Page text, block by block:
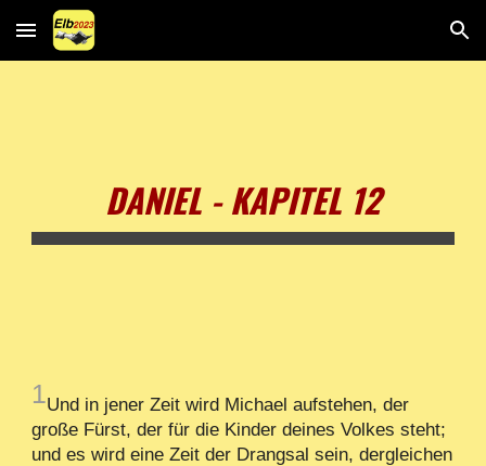
Skip to main content Skip to navigation
DANIEL - KAPITEL 12
1Und in jener Zeit wird Michael aufstehen, der
große Fürst, der für die Kinder deines Volkes steht;
und es wird eine Zeit der Drangsal sein, dergleichen